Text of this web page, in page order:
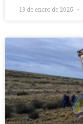
13 de enero de 2025